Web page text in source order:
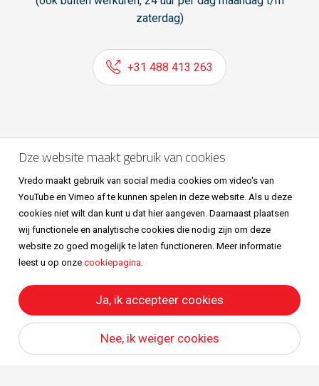
zaterdag)
+31 488 413 263
Volg ons ook op
All right reserved © Vredo 2026.
Sitemap
Dze website maakt gebruik van cookies
Vredo maakt gebruik van social media cookies om video's van
YouTube en Vimeo af te kunnen spelen in deze website. Als u deze
cookies niet wilt dan kunt u dat hier aangeven. Daarnaast plaatsen
wij functionele en analytische cookies die nodig zijn om deze
website zo goed mogelijk te laten functioneren. Meer informatie
leest u op onze cookiepagina.
Ja, ik accepteer cookies
Nee, ik weiger cookies